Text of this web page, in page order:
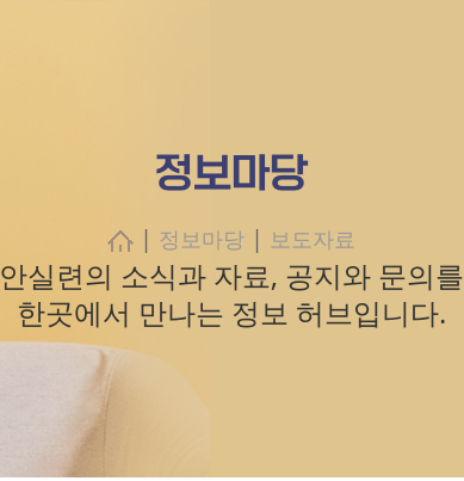
정보마당
| 정보마당 | 보도자료
안실련의 소식과 자료, 공지와 문의를
한곳에서 만나는 정보 허브입니다.